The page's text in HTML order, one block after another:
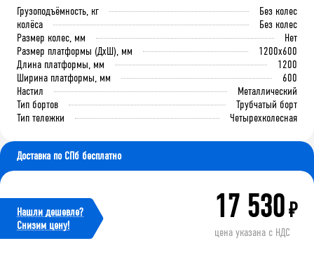
Грузоподъёмность, кг
Без колес
колёса
Без колес
Размер колес, мм
Нет
Размер платформы (ДхШ), мм
1200x600
Длина платформы, мм
1200
Ширина платформы, мм
600
Настил
Металлический
Тип бортов
Трубчатый борт
Тип тележки
Четырехколесная
Доставка по СПб бесплатно
Нашли дешевле?
Cнизим цену!
17 530₽
цена указана с НДС